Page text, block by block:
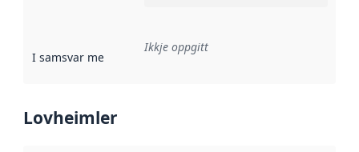
I samsvar med Referanse til ei implementeringsregel eller
Ikkje oppgitt
Lovheimler